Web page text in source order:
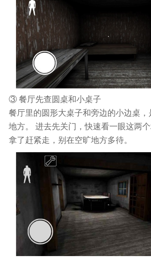
③ 餐厅先查圆桌和小桌子
餐厅里的圆形大桌子和旁边的小边桌
地方。 进去先关门，快速看一眼这两
拿了赶紧走，别在空旷地方多待。